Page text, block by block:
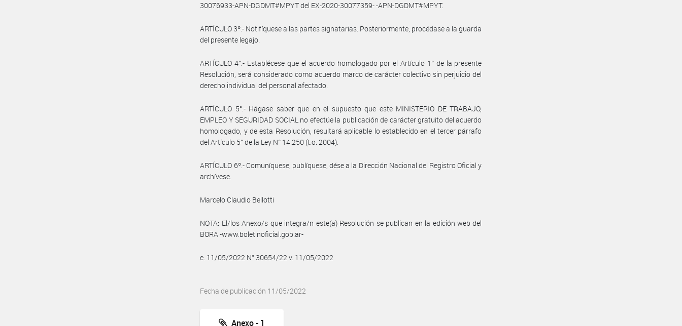
30076933-APN-DGDMT#MPYT del EX-2020-30077359- -APN-DGDMT#MPYT.
ARTÍCULO 3º.- Notifíquese a las partes signatarias. Posteriormente, procédase a la guarda
del presente legajo.
ARTÍCULO 4°.- Establécese que el acuerdo homologado por el Artículo 1° de la presente
Resolución, será considerado como acuerdo marco de carácter colectivo sin perjuicio del
derecho individual del personal afectado.
ARTÍCULO 5°.- Hágase saber que en el supuesto que este MINISTERIO DE TRABAJO,
EMPLEO Y SEGURIDAD SOCIAL no efectúe la publicación de carácter gratuito del acuerdo
homologado, y de esta Resolución, resultará aplicable lo establecido en el tercer párrafo
del Artículo 5° de la Ley N° 14.250 (t.o. 2004).
ARTÍCULO 6º.- Comuníquese, publíquese, dése a la Dirección Nacional del Registro Oficial y
archívese.
Marcelo Claudio Bellotti
NOTA: El/los Anexo/s que integra/n este(a) Resolución se publican en la edición web del
BORA -www.boletinoficial.gob.ar-
e. 11/05/2022 N° 30654/22 v. 11/05/2022
Fecha de publicación 11/05/2022
Anexo - 1